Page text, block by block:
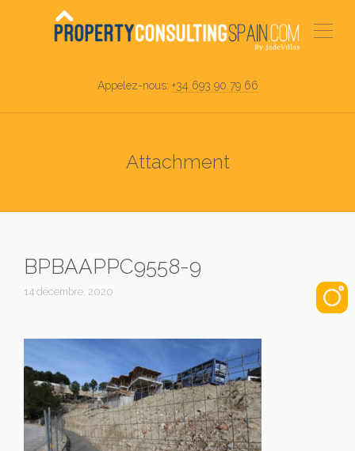
Appelez-nous: +34 693 90 79 66
Attachment
BPBAAPPC9558-9
14 décembre, 2020